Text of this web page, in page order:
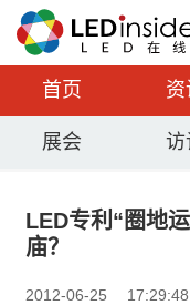
首页 资
展会 访
LED专利“圈地
庙？
2012-06-25 17:29:48